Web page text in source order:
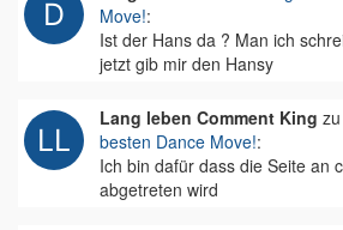
Move!:
Ist der Hans da ? Man ich
jetzt gib mir den Hansy
Lang leben Comment King zu
besten Dance Move!:
Ich bin dafür dass die Seite an
abgetreten wird